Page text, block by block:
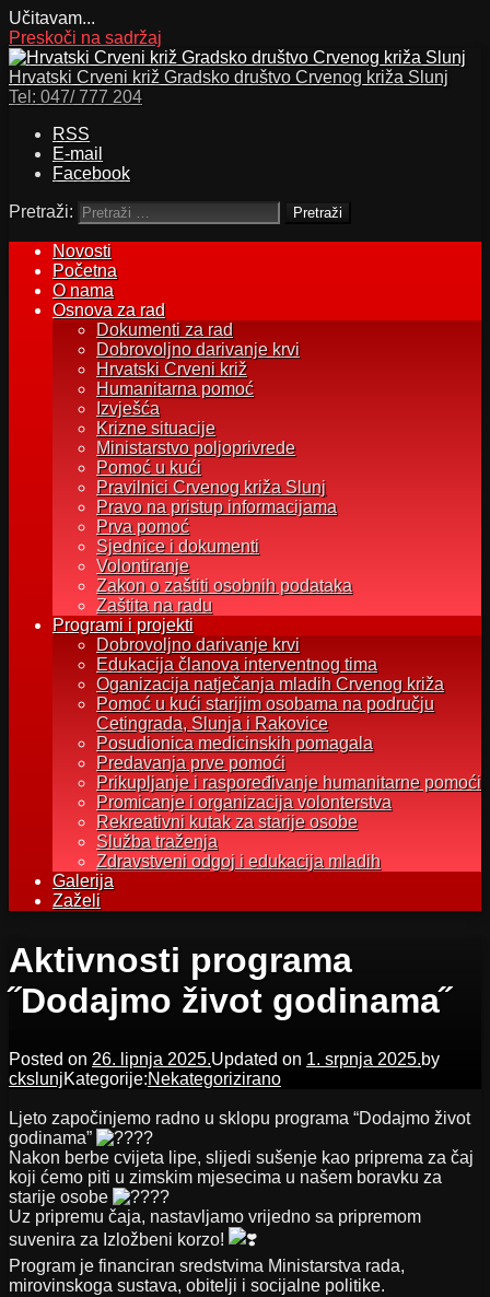
Učitavam...
Preskoči na sadržaj
Hrvatski Crveni križ Gradsko društvo Crvenog križa Slunj
Tel: 047/ 777 204
RSS
E-mail
Facebook
Pretraži:
Novosti
Početna
O nama
Osnova za rad
Dokumenti za rad
Dobrovoljno darivanje krvi
Hrvatski Crveni križ
Humanitarna pomoć
Izvješća
Krizne situacije
Ministarstvo poljoprivrede
Pomoć u kući
Pravilnici Crvenog križa Slunj
Pravo na pristup informacijama
Prva pomoć
Sjednice i dokumenti
Volontiranje
Zakon o zaštiti osobnih podataka
Zaštita na radu
Programi i projekti
Dobrovoljno darivanje krvi
Edukacija članova interventnog tima
Oganizacija natječanja mladih Crvenog križa
Pomoć u kući starijim osobama na području
Cetingrada, Slunja i Rakovice
Posudionica medicinskih pomagala
Predavanja prve pomoći
Prikupljanje i raspoređivanje humanitarne pomoći
Promicanje i organizacija volonterstva
Rekreativni kutak za starije osobe
Služba traženja
Zdravstveni odgoj i edukacija mladih
Galerija
Zaželi
Aktivnosti programa
˝Dodajmo život godinama˝
Posted on 26. lipnja 2025.Updated on 1. srpnja 2025.by
ckslunjKategorije:Nekategorizirano
Ljeto započinjemo radno u sklopu programa “Dodajmo život
godinama”
Nakon berbe cvijeta lipe, slijedi sušenje kao priprema za čaj
koji ćemo piti u zimskim mjesecima u našem boravku za
starije osobe
Uz pripremu čaja, nastavljamo vrijedno sa pripremom
suvenira za Izložbeni korzo!
Program je financiran sredstvima Ministarstva rada,
mirovinskoga sustava, obitelji i socijalne politike.